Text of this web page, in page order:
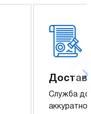
Служба
аккуратно